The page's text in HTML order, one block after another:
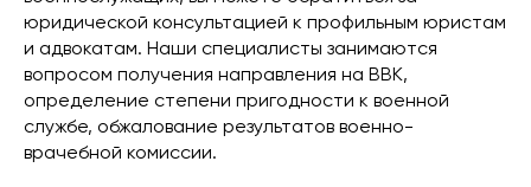
юридической консультацией к профильным юристам
и адвокатам. Наши специалисты занимаются
вопросом получения направления на ВВК,
определение степени пригодности к военной
службе, обжалование результатов военно-
врачебной комиссии.